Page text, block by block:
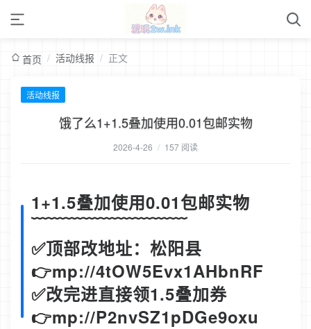
首页 / 活动线报 / 正文
活动线报
饿了么1+1.5叠加使用0.01包邮实物
2026-4-26 / 157 阅读
1+1.5叠加使用0.01包邮实物
﹋﹋﹋﹋﹋﹋﹋﹋﹋
✅顶部改地址：松阳县
👉mp://4tOW5Evx1AHbnRF
✅改完进直接领1.5叠加券
👉mp://P2nvSZ1pDGe9oxu